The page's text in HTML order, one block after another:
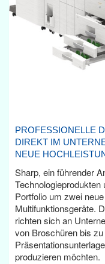
PROFESSIONELLE
DIREKT IM
NEUE
Sharp, ein führender
Portfolio um zwei
Multifunktionsgeräte.
richten sich an
von Broschüren bis
produzieren möchten.